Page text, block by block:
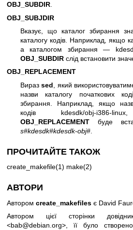
OBJ_SUBDIR
OBJ_SUBJDIR
Вказує, що каталог збирання
каталогу кодів. Наприклад, якщо
а каталогом збирання —
OBJ_SUBDIR слід встановити
OBJ_REPLACEMENT
Виразsed , який
назви каталогу початкових
збирання. Наприклад, якщо
кодів kdesdk/obj-i386-
OBJ_REPLACEMENT буде
s#kdesdk#kdesdk-obj#
ПРОЧИТАЙТЕ ТАКОЖ
create_makefile(1) make(2)
АВТОРИ
Автором create_makefiles є David
Автором цієї сторінки
<bab@debian.org>, її було